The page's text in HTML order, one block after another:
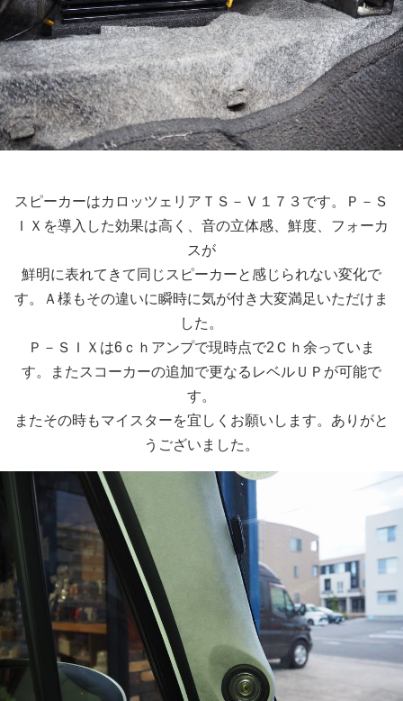
スピーカーはカロッツェリアＴＳ－Ｖ１７３です。Ｐ－Ｓ
ＩＸを導入した効果は高く、音の立体感、鮮度、フォーカ
スが
鮮明に表れてきて同じスピーカーと感じられない変化で
す。Ａ様もその違いに瞬時に気が付き大変満足いただけま
した。
Ｐ－ＳＩＸは6ｃｈアンプで現時点で2Ｃｈ余っていま
す。またスコーカーの追加で更なるレベルＵＰが可能で
す。
またその時もマイスターを宜しくお願いします。ありがと
うございました。